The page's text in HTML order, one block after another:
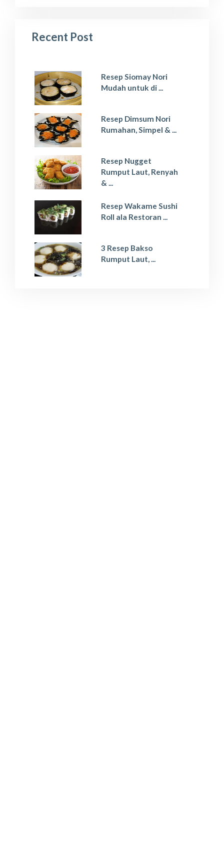
Recent Post
Resep Siomay Nori
Mudah untuk di ...
Resep Dimsum Nori
Rumahan, Simpel & ...
Resep Nugget
Rumput Laut, Renyah
& ...
Resep Wakame Sushi
Roll ala Restoran ...
3 Resep Bakso
Rumput Laut, ...